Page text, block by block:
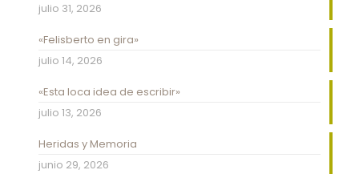
julio 31, 2026
«Felisberto en gira»
julio 14, 2026
«Esta loca idea de escribir»
julio 13, 2026
Heridas y Memoria
junio 29, 2026